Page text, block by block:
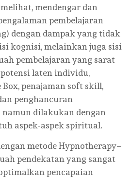
mendengar dan
pembelajaran
dengan dampak yang tidak
kognisi, melainkan juga sisi
pembelajaran yang sarat
laten individu,
penajaman soft skill,
penghancuran
dilakukan dengan
aspek-aspek spiritual.
metode Hypnotherapy–
pendekatan yang sangat
pencapaian